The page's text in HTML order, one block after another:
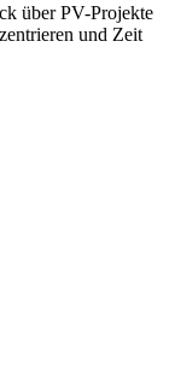
über PV-Projekte
und Zeit